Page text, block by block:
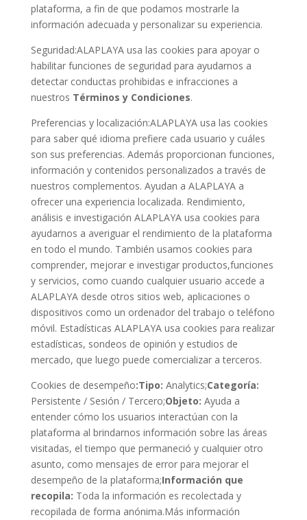
plataforma, a fin de que podamos mostrarle la
información adecuada y personalizar su experiencia.
Seguridad:ALAPLAYA usa las cookies para apoyar o
habilitar funciones de seguridad para ayudarnos a
detectar conductas prohibidas e infracciones a
nuestros Términos y Condiciones.
Preferencias y localización:ALAPLAYA usa las cookies
para saber qué idioma prefiere cada usuario y cuáles
son sus preferencias. Además proporcionan funciones,
información y contenidos personalizados a través de
nuestros complementos. Ayudan a ALAPLAYA a
ofrecer una experiencia localizada. Rendimiento,
análisis e investigación ALAPLAYA usa cookies para
ayudarnos a averiguar el rendimiento de la plataforma
en todo el mundo. También usamos cookies para
comprender, mejorar e investigar productos,funciones
y servicios, como cuando cualquier usuario accede a
ALAPLAYA desde otros sitios web, aplicaciones o
dispositivos como un ordenador del trabajo o teléfono
móvil. Estadísticas ALAPLAYA usa cookies para realizar
estadísticas, sondeos de opinión y estudios de
mercado, que luego puede comercializar a terceros.
Cookies de desempeño:Tipo: Analytics;Categoría:
Persistente / Sesión / Tercero;Objeto: Ayuda a
entender cómo los usuarios interactúan con la
plataforma al brindarnos información sobre las áreas
visitadas, el tiempo que permaneció y cualquier otro
asunto, como mensajes de error para mejorar el
desempeño de la plataforma;Información que
recopila: Toda la información es recolectada y
recopilada de forma anónima.Más información